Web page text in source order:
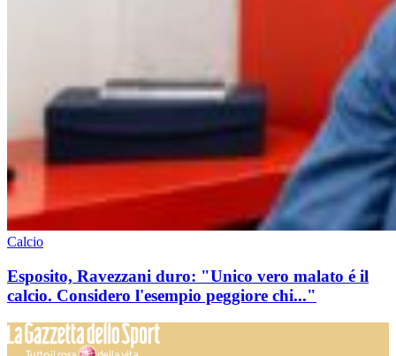
Calcio
Esposito, Ravezzani duro: "Unico vero malato é il
calcio. Considero l'esempio peggiore chi..."